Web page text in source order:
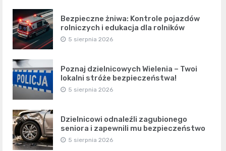
Bezpieczne żniwa: Kontrole pojazdów
rolniczych i edukacja dla rolników
5 sierpnia 2026
Poznaj dzielnicowych Wielenia – Twoi
lokalni stróże bezpieczeństwa!
5 sierpnia 2026
Dzielnicowi odnaleźli zagubionego
seniora i zapewnili mu bezpieczeństwo
5 sierpnia 2026